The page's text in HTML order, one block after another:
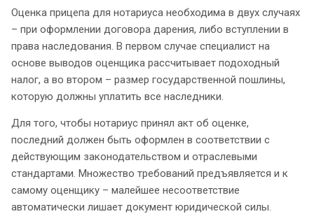
Оценка прицепа для нотариуса необходима в двух случаях
– при оформлении договора дарения, либо вступлении в
права наследования. В первом случае специалист на
основе выводов оценщика рассчитывает подоходный
налог, а во втором – размер государственной пошлины,
которую должны уплатить все наследники.
Для того, чтобы нотариус принял акт об оценке,
последний должен быть оформлен в соответствии с
действующим законодательством и отраслевыми
стандартами. Множество требований предъявляется и к
самому оценщику – малейшее несоответствие
автоматически лишает документ юридической силы.